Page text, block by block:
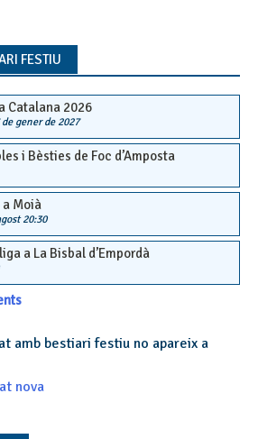
FESTIU
Catalana 2026
de gener de 2027
i Bèsties de Foc d’Amposta
a Moià
20:30
a La Bisbal d’Empordà
amb bestiari festiu no apareix a
nova